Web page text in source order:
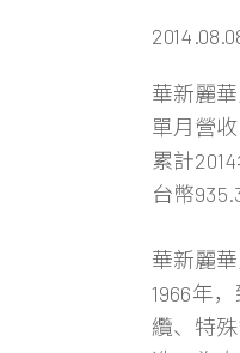
華新麗
單月營收
累計
台幣
華新麗
1966年
纜、特